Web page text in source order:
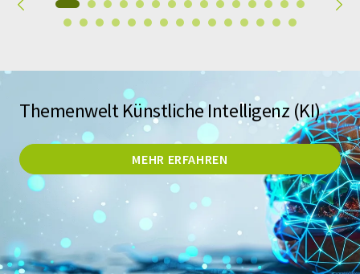
Themenwelt Künstliche Intelligenz (KI)
MEHR ERFAHREN